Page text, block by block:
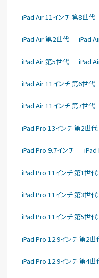
iPad Air 11インチ 第8世代
iPad Air 第2世代 iPad
iPad Air 第5世代 iPad
iPad Air 11インチ 第6世代
iPad Air 11インチ 第7世代
iPad Pro 13インチ 第2世代
iPad Pro 9.7インチ iPad
iPad Pro 11インチ 第1世代
iPad Pro 11インチ 第3世代
iPad Pro 11インチ 第5世代
iPad Pro 12.9インチ 第2世
iPad Pro 12.9インチ 第4世